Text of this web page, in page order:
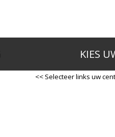
KIES
<< Selecteer links uw